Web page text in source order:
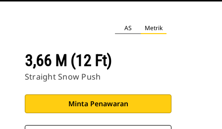
AS Metrik
3,66 M (12 Ft)
Straight Snow Push
Minta Penawaran